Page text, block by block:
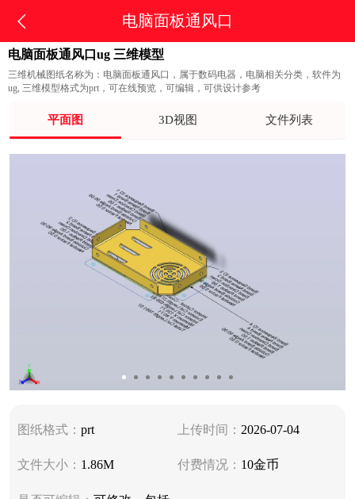
电脑面板通风口
电脑面板通风口ug 三维模型
三维机械图纸名称为：电脑面板通风口，属于数码电器，电脑相关分类，软件为
ug, 三维模型格式为prt，可在线预览，可编辑，可供设计参考
平面图 3D视图 文件列表
图纸格式： prt 上传时间： 2026-07-04
文件大小： 1.86M 付费情况： 10金币